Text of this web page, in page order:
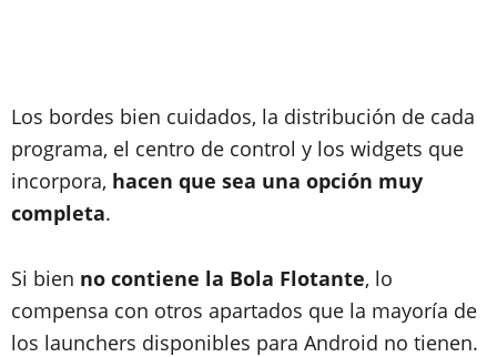
Los bordes bien cuidados, la distribución de cada
programa, el centro de control y los widgets que
incorpora, hacen que sea una opción muy
completa.
Si bien no contiene la Bola Flotante, lo
compensa con otros apartados que la mayoría de
los launchers disponibles para Android no tienen.